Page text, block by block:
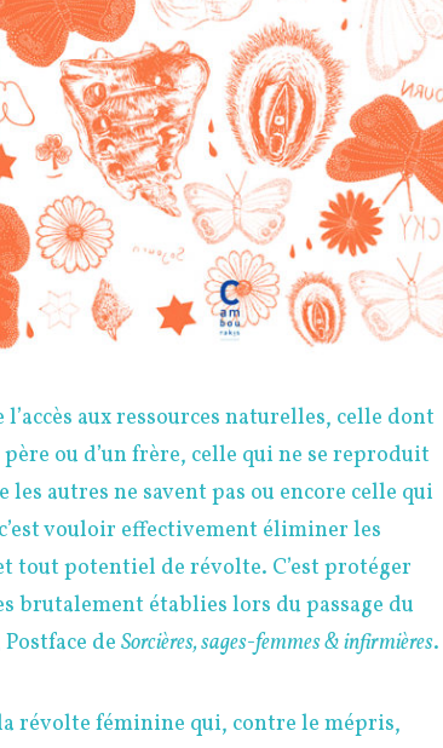
aux ressources naturelles, celle dont
ou d’un frère, celle qui ne se reproduit
autres ne savent pas ou encore celle qui
vouloir effectivement éliminer les
tout potentiel de révolte. C’est protéger
brutalement établies lors du passage du
deSorcières, sages-femmes & infirmières.
révolte féminine qui, contre le mépris,